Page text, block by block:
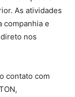
As atividades
companhia e
nos
contato com